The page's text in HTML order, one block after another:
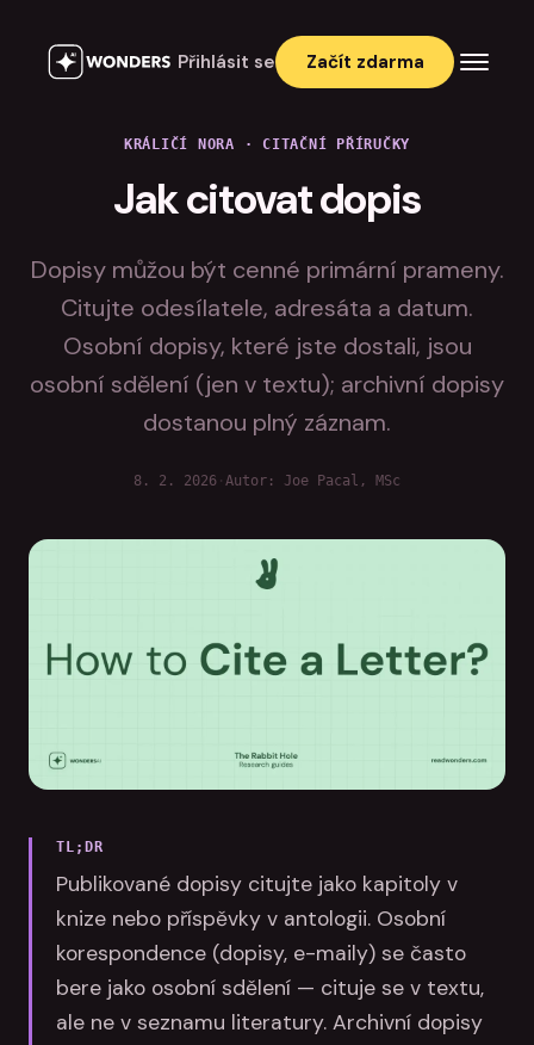
Přihlásit se Začít zdarma
KRÁLIČÍ NORA · CITAČNÍ PŘÍRUČKY
Jak citovat dopis
Dopisy můžou být cenné primární prameny.
Citujte odesílatele, adresáta a datum.
Osobní dopisy, které jste dostali, jsou
osobní sdělení (jen v textu); archivní dopisy
dostanou plný záznam.
8. 2. 2026 · Autor: Joe Pacal, MSc
TL;DR
Publikované dopisy citujte jako kapitoly v
knize nebo příspěvky v antologii. Osobní
korespondence (dopisy, e-maily) se často
bere jako osobní sdělení — cituje se v textu,
ale ne v seznamu literatury. Archivní dopisy